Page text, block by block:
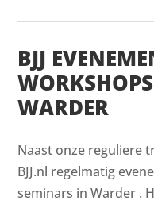
BJJ
WARDER
Naast onze reguliere
BJJ.nl regelmatig
seminars in Warder .